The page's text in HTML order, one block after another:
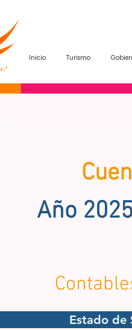
Inicio Turismo
Estado de